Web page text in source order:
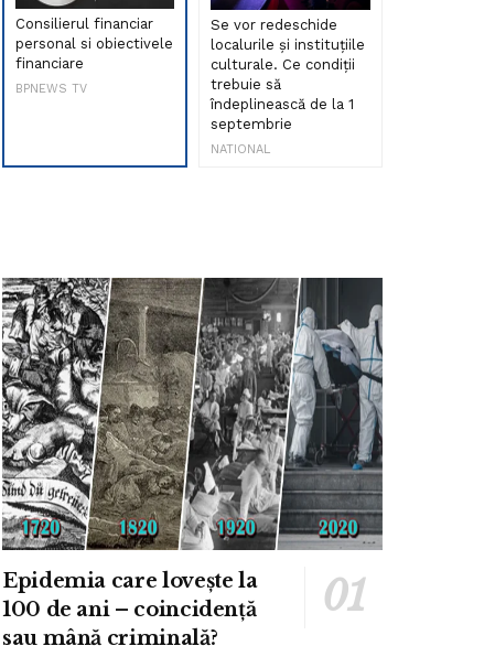
Consilierul financiar
personal si obiectivele
financiare
BPNEWS TV
Se vor redeschide
localurile și instituțiile
culturale. Ce condiții
trebuie să
îndeplinească de la 1
septembrie
NATIONAL
Epidemia care lovește la
100 de ani – coincidență
sau mână criminală?